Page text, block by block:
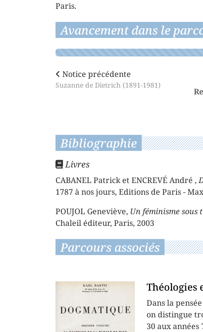
Paris.
Avancement dans le
Notice précédente
Suzanne de Dietrich (1891-1981)
Bibliographie
Livres
CABANEL Patrick et ENCREVÉ André ,
1787 à nos jours, Editions de Paris -
POUJOL Geneviève, Un féminisme sous
Chaleil éditeur, Paris, 2003
Parcours associés
Théologies
Dans la
on distingue
30 aux années